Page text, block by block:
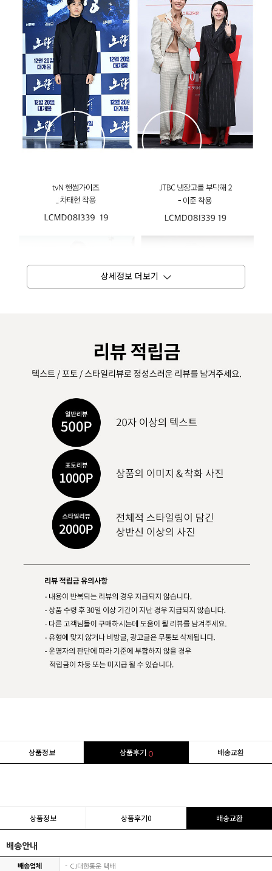
상품정보 상품후기 0 배송교환
상품정보 상품후기0 배송교환
배송안내
배송업체 CJ대한통운 택배